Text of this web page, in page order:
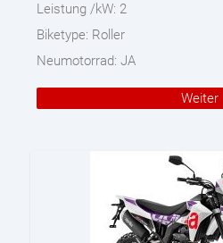
Leistung /kW: 2
Biketype: Roller
Neumotorrad: JA
Weiter